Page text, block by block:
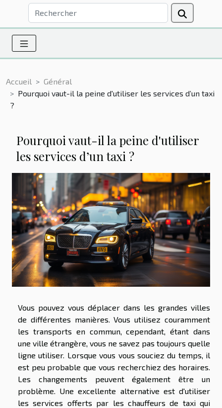
Accueil
Général
Pourquoi vaut-il la peine d'utiliser les services d’un taxi
?
Pourquoi vaut-il la peine d'utiliser
les services d’un taxi ?
Vous pouvez vous déplacer dans les grandes villes
de différentes manières. Vous utilisez couramment
les transports en commun, cependant, étant dans
une ville étrangère, vous ne savez pas toujours quelle
ligne utiliser. Lorsque vous vous souciez du temps, il
est peu probable que vous recherchiez des horaires.
Les changements peuvent également être un
problème. Une excellente alternative est d'utiliser
les services offerts par les chauffeurs de taxi qui